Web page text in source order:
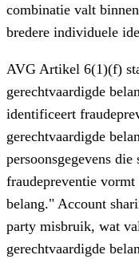
combinatie valt
bredere individuele
AVG Artikel 6(1)(f)
gerechtvaardigde
identificeert
gerechtvaardigde
persoonsgegevens
fraudepreventie vormt
belang." Account
party misbruik, wat
gerechtvaardigde